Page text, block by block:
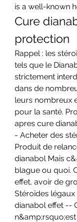
Cure
protection
Rappel : les
tels que le
strictement
dans de
leurs nombreux
pour la santé.
apres cure
- Acheter des
Produit de
dianabol Mais
blague ou quoi.
effet, avoir de
Stéroïdes
dianabol effet --